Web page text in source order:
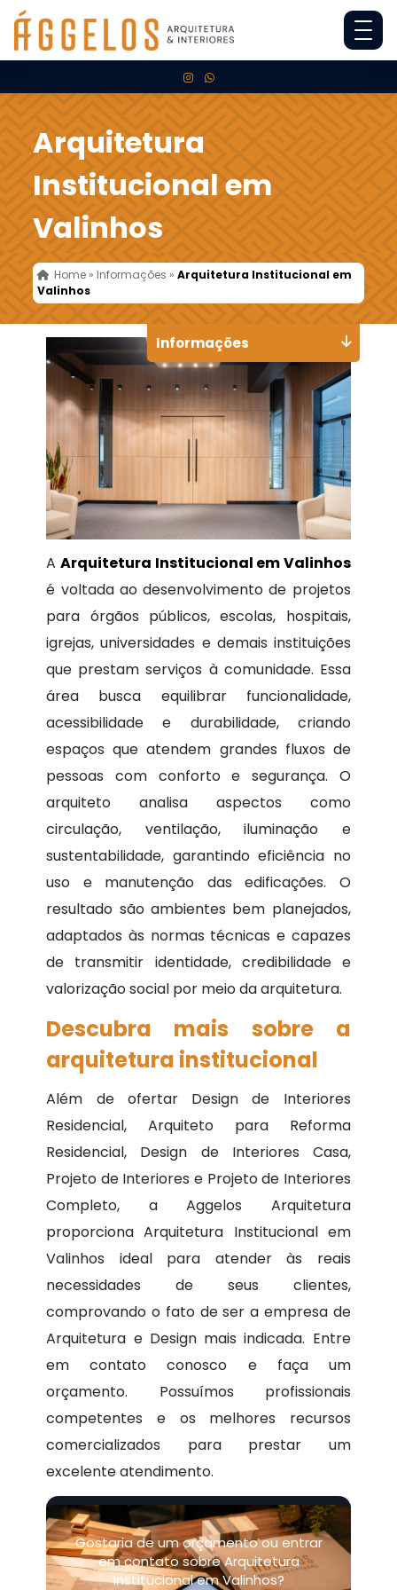
Arquitetura
Institucional em
Valinhos
Home » Informações »Arquitetura Institucional em
Valinhos
A Arquitetura Institucional em Valinhos
é voltada ao desenvolvimento de projetos
para órgãos públicos, escolas, hospitais,
igrejas, universidades e demais instituições
que prestam serviços à comunidade. Essa
área busca equilibrar funcionalidade,
acessibilidade e durabilidade, criando
espaços que atendem grandes fluxos de
pessoas com conforto e segurança. O
arquiteto analisa aspectos como
circulação, ventilação, iluminação e
sustentabilidade, garantindo eficiência no
uso e manutenção das edificações. O
resultado são ambientes bem planejados,
adaptados às normas técnicas e capazes
de transmitir identidade, credibilidade e
valorização social por meio da arquitetura.
Descubra mais sobre a
arquitetura institucional
Além de ofertar Design de Interiores
Residencial, Arquiteto para Reforma
Residencial, Design de Interiores Casa,
Projeto de Interiores e Projeto de Interiores
Completo, a Aggelos Arquitetura
proporciona Arquitetura Institucional em
Valinhos ideal para atender às reais
necessidades de seus clientes,
comprovando o fato de ser a empresa de
Arquitetura e Design mais indicada. Entre
em contato conosco e faça um
orçamento. Possuímos profissionais
competentes e os melhores recursos
comercializados para prestar um
excelente atendimento.
Gostaria de um orçamento ou entrar
em contato sobre Arquitetura
Institucional em Valinhos?
Informações